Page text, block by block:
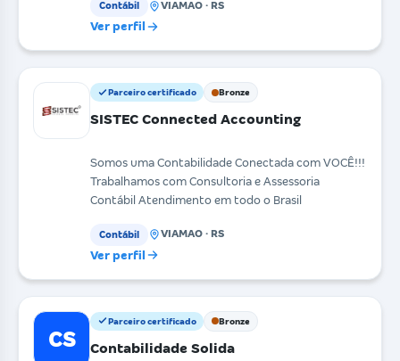
Contábil VIAMAO · RS
Ver perfil
Parceiro certificado Bronze
SISTEC Connected Accounting
Somos uma Contabilidade Conectada com VOCÊ!!!
Trabalhamos com Consultoria e Assessoria
Contábil Atendimento em todo o Brasil
Contábil VIAMAO · RS
Ver perfil
CS
Parceiro certificado Bronze
Contabilidade Solida